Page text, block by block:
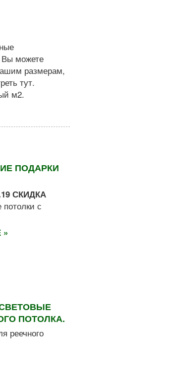
Вы можете
размерам,
тут.
м2.
ПОДАРКИ
СКИДКА
потолки с
ПОТОЛКА.
реечного